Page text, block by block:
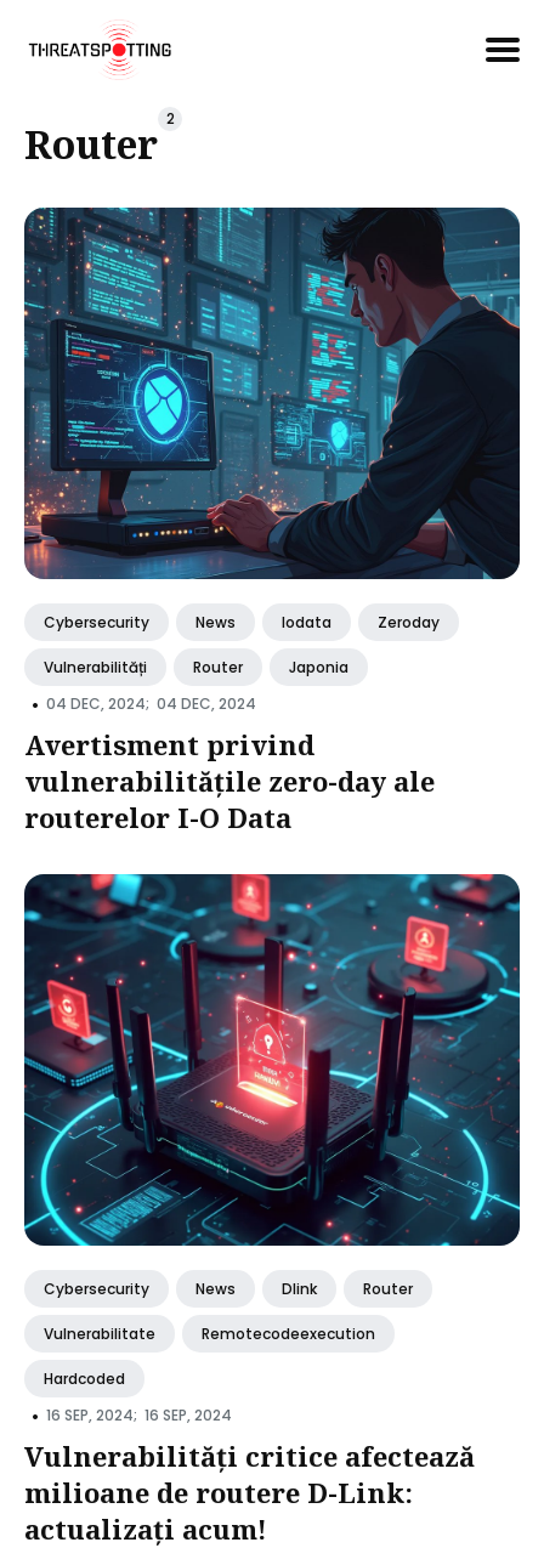
Router 2
Cybersecurity News Iodata Zeroday
Vulnerabilități Router Japonia
• 04 DEC, 2024; 04 DEC, 2024
Avertisment privind
vulnerabilitățile zero-day ale
routerelor I-O Data
Cybersecurity News Dlink Router
Vulnerabilitate Remotecodeexecution
Hardcoded
• 16 SEP, 2024; 16 SEP, 2024
Vulnerabilități critice afectează
milioane de routere D-Link:
actualizați acum!